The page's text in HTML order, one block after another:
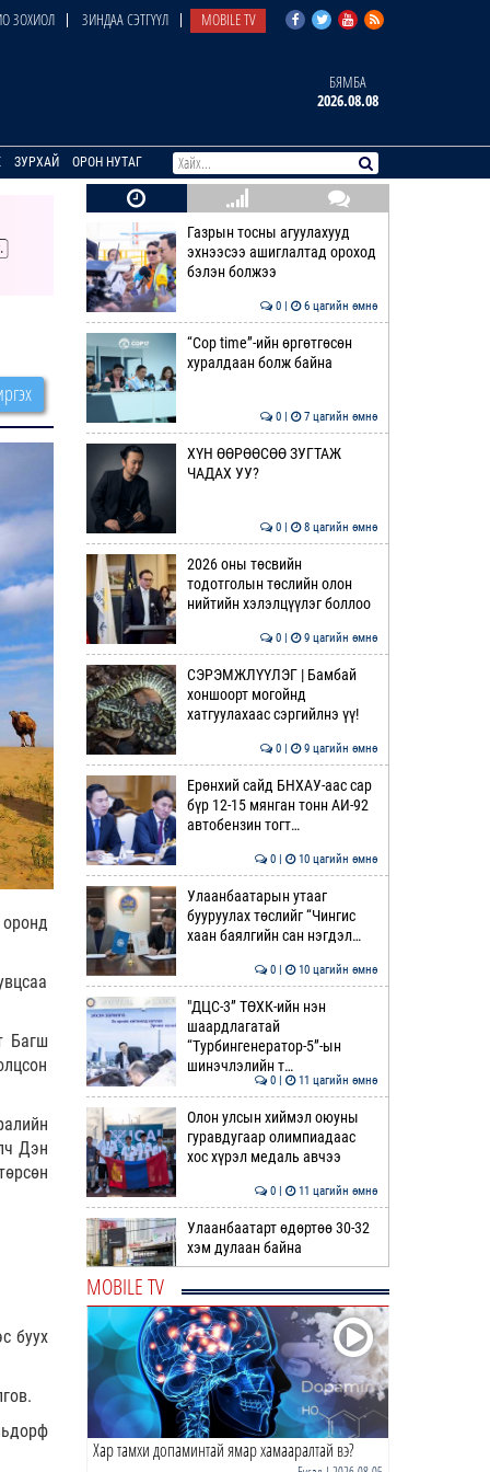
ЗОХИОЛ ЗИНДАА СЭТГҮҮЛ MOBILE TV
БЯМБА
2026.08.08
ЗУРХАЙ ОРОН НУТАГ
Багш
Дэн
буух
Газрын тосны агуулахууд
эхнээсээ ашиглалтад ороход
бэлэн болжээ
0 | 6 цагийн өмнө
“Cop time”-ийн өргөтгөсөн
хуралдаан болж байна
0 | 7 цагийн өмнө
ХҮН ӨӨРӨӨСӨӨ ЗУГТАЖ
ЧАДАХ УУ?
0 | 8 цагийн өмнө
2026 оны төсвийн
тодотголын төслийн олон
нийтийн хэлэлцүүлэг боллоо
0 | 9 цагийн өмнө
СЭРЭМЖЛҮҮЛЭГ | Бамбай
хоншоорт могойнд
хатгуулахаас сэргийлнэ үү!
0 | 9 цагийн өмнө
Ерөнхий сайд БНХАУ-аас сар
бүр 12-15 мянган тонн АИ-92
автобензин тогт…
0 | 10 цагийн өмнө
Улаанбаатарын утааг
бууруулах төслийг “Чингис
хаан баялгийн сан нэгдэл…
0 | 10 цагийн өмнө
"ДЦС-3” ТӨХК-ийн нэн
шаардлагатай
“Турбингенератор-5”-ын
шинэчлэлийн т…
0 | 11 цагийн өмнө
Олон улсын хиймэл оюуны
гуравдугаар олимпиадаас
хос хүрэл медаль авчээ
0 | 11 цагийн өмнө
Улаанбаатарт өдөртөө 30-32
хэм дулаан байна
ДОРНЫН ЗУРХАЙ | Морь,
нохой жилтнээ аливаа үйлийг
хийхэд эерэг сайн
0 | 12 цагийн өмнө
ӨГЛӨӨНИЙ МЭНД!
MOBILE TV
Хар тамхи допаминтай ямар хамааралтай вэ?